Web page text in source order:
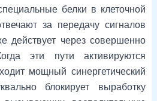
белки в клеточной
за передачу сигналов
действует через совершенно
эти пути активируются
мощный синергетический
блокирует выработку